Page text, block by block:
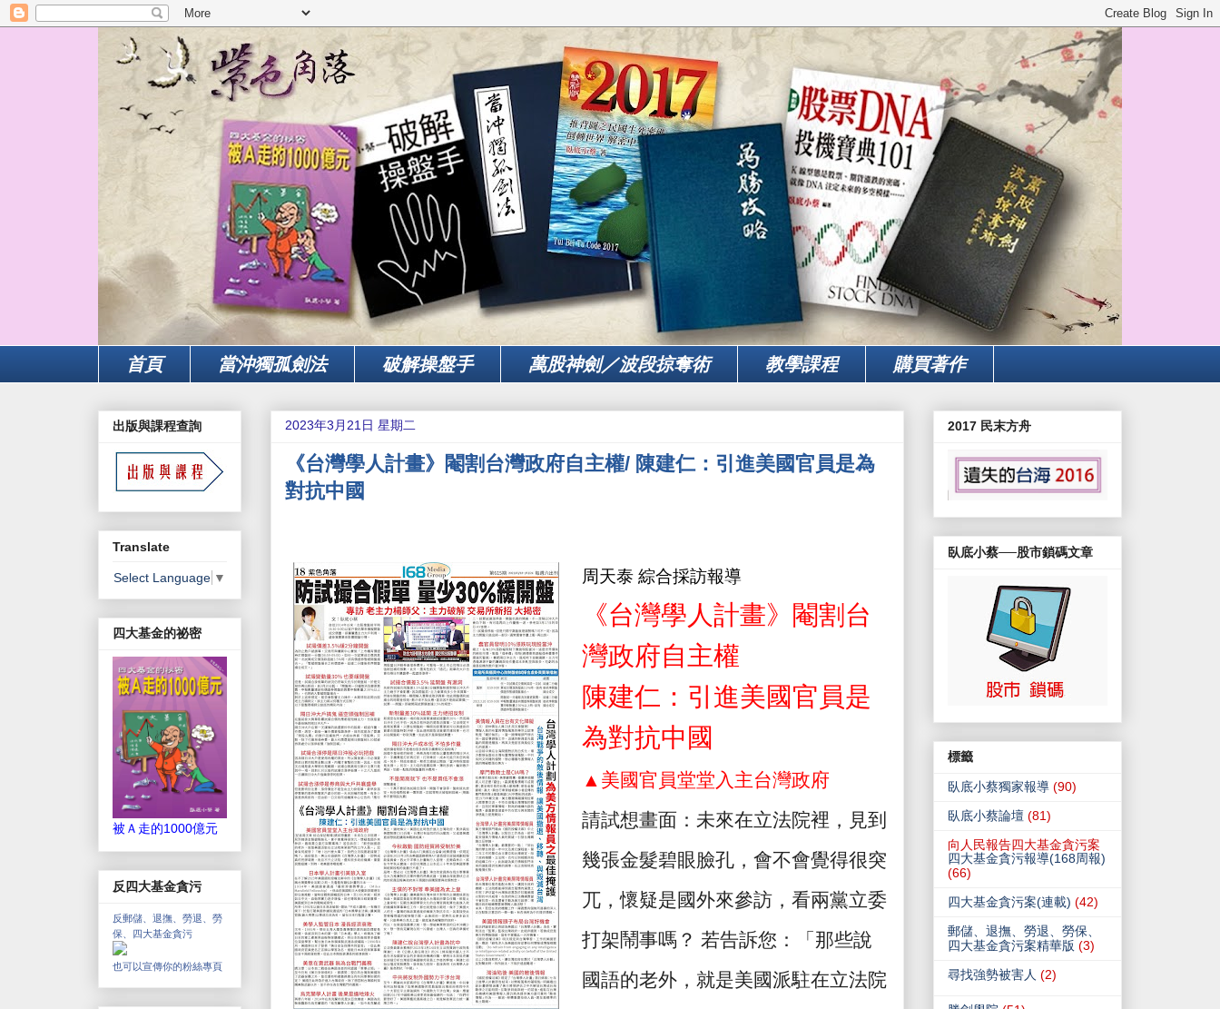
首頁 當沖獨孤劍法 破解操盤手 萬股神劍／波段掠奪術 教學課程 購買著作
2023年3月21日 星期二
《台灣學人計畫》閹割台灣政府自主權/ 陳建仁：引進美國官員是為
對抗中國
周天泰 綜合採訪報導
《台灣學人計畫》閹割台
灣政府自主權
陳建仁：引進美國官員是
為對抗中國
▲美國官員堂堂入主台灣政府
請試想畫面：未來在立法院裡，見到
幾張金髮碧眼臉孔，會不會覺得很突
兀，懷疑是國外來參訪，看兩黨立委
打架鬧事嗎？ 若告訴您：「那些說
國語的老外，就是美國派駐在立法院
出版與課程查詢
Translate
Select Language ▼
四大基金的祕密
被Ａ走的1000億元
反四大基金貪污
反郵儲、退撫、勞退、勞
保、四大基金貪污
也可以宣傳你的粉絲專頁
2017 民末方舟
臥底小蔡──股市鎖碼文章
標籤
臥底小蔡獨家報導 (90)
臥底小蔡論壇 (81)
向人民報告四大基金貪污案
四大基金貪污報導(168周報)
(66)
四大基金貪污案(連載) (42)
郵儲、退撫、勞退、勞保、
四大基金貪污案精華版 (3)
尋找強勢被害人 (2)